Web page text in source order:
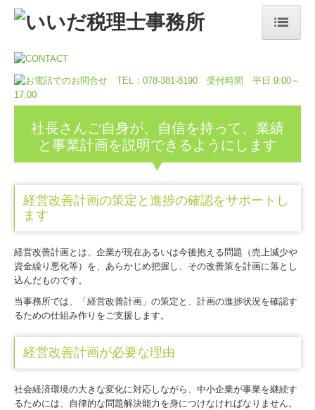
ホーム
事務所案内／事务所信息
事務所の特長／事务所特色
業務内容／业务内容
顧問契約のながれ／合同签约流程
料金について／关于费用
採用情報／招聘信息
募集要項／招聘要求
お問合せ／询问
社長さんご自身が、自信を持って、業績
と事業計画を説明できるようにします
経営改善計画の策定と進捗の確認をサポートし
ます
経営改善計画とは、企業が現在あるいは今後抱える問題（売上減少や
資金繰り悪化等）を、あらかじめ把握し、その改善策を計画に落とし
込んだものです。
当事務所では、「経営改善計画」の策定と、計画の進捗状況を確認す
るための仕組み作りをご支援します。
経営改善計画が必要な理由
社会経済環境の大きな変化に対応しながら、中小企業が事業を継続す
るためには、自律的な問題解決能力を身につけなければなりません。